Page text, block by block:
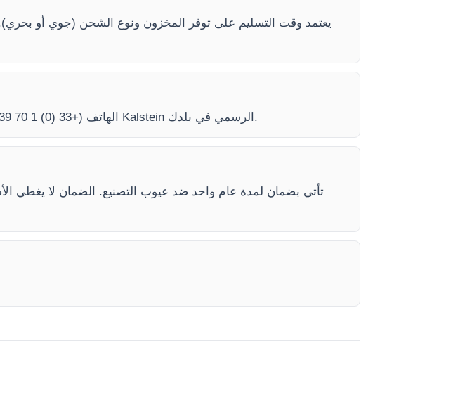
)، الهاتف (+33 (0) 1 70 39 26 50) أو عبر موقع Kalstein الرسمي في بلدك.